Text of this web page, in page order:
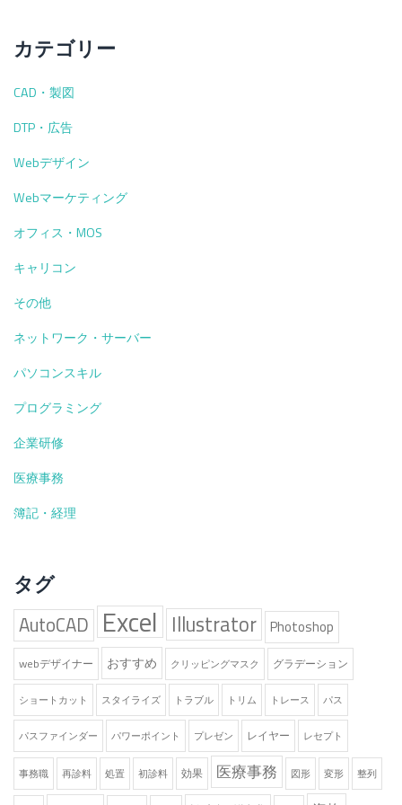
を
勉
し
て
い
る
必
診
報
求！
診
再
診
料
の
定
法
カテゴリー
CAD・製図
DTP・広告
Webデザイン
Webマーケティング
オフィス・MOS
キャリコン
その他
ネットワーク・サーバー
パソコンスキル
プログラミング
企業研修
医療事務
簿記・経理
タグ
AutoCAD Excel Illustrator Photoshop
webデザイナー おすすめ クリッピングマスク グラデーション
ショートカット スタイライズ トラブル トリム トレース パス
パスファインダー パワーポイント プレゼン レイヤー レセプト
事務職 再診料 処置 初診料 効果 医療事務 図形 変形 整列